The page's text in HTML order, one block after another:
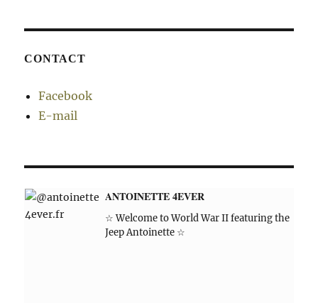
CONTACT
Facebook
E-mail
ANTOINETTE 4EVER
☆ Welcome to World War II featuring the
Jeep Antoinette ☆